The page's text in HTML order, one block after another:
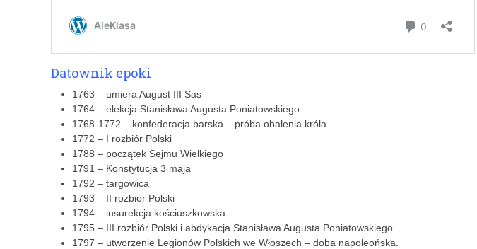
Datownik epoki
1763 – umiera August III Sas
1764 – elekcja Stanisława Augusta Poniatowskiego
1768-1772 – konfederacja barska – próba obalenia króla
1772 – I rozbiór Polski
1788 – początek Sejmu Wielkiego
1791 – Konstytucja 3 maja
1792 – targowica
1793 – II rozbiór Polski
1794 – insurekcja kościuszkowska
1795 – III rozbiór Polski i abdykacja Stanisława Augusta Poniatowskiego
1797 – utworzenie Legionów Polskich we Włoszech – doba napoleońska.